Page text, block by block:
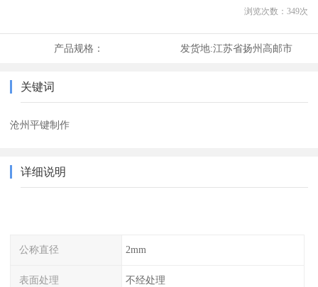
浏览次数： 349次
产品规格： 发货地:江苏省扬州高邮市
关键词
沧州平键制作
详细说明
公称直径 2mm
表面处理 不经处理